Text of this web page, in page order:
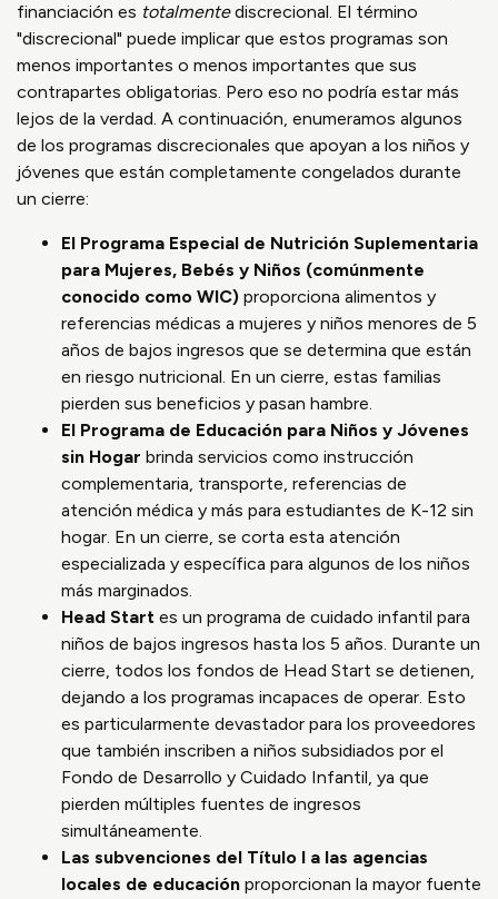
financiación es totalmentediscrecional. El término
"discrecional" puede implicar que estos programas son
menos importantes o menos importantes que sus
contrapartes obligatorias. Pero eso no podría estar más
lejos de la verdad. A continuación, enumeramos algunos
de los programas discrecionales que apoyan a los niños y
jóvenes que están completamente congelados durante
un cierre:
El Programa Especial de Nutrición Suplementaria
para Mujeres, Bebés y Niños (comúnmente
conocido como WIC) proporciona alimentos y
referencias médicas a mujeres y niños menores de 5
años de bajos ingresos que se determina que están
en riesgo nutricional. En un cierre, estas familias
pierden sus beneficios y pasan hambre.
El Programa de Educación para Niños y Jóvenes
sin Hogar brinda servicios como instrucción
complementaria, transporte, referencias de
atención médica y más para estudiantes de K-12 sin
hogar. En un cierre, se corta esta atención
especializada y específica para algunos de los niños
más marginados.
Head Start es un programa de cuidado infantil para
niños de bajos ingresos hasta los 5 años. Durante un
cierre, todos los fondos de Head Start se detienen,
dejando a los programas incapaces de operar. Esto
es particularmente devastador para los proveedores
que también inscriben a niños subsidiados por el
Fondo de Desarrollo y Cuidado Infantil, ya que
pierden múltiples fuentes de ingresos
simultáneamente.
Las subvenciones del Título I a las agencias
locales de educación proporcionan la mayor fuente